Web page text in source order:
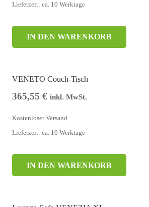
Lieferzeit: ca. 10 Werktage
IN DEN WARENKORB
VENETO Couch-Tisch
365,55 € inkl. MwSt.
Kostenloser Versand
Lieferzeit: ca. 10 Werktage
IN DEN WARENKORB